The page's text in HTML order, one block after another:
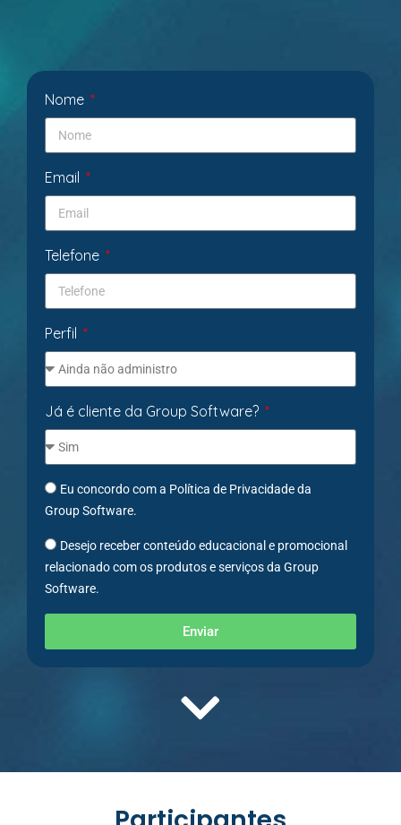
Nome
Email
Telefone
Perfil
Já é cliente da Group Software?
Eu concordo com a Política de Privacidade da
Group Software.
Desejo receber conteúdo educacional e promocional
relacionado com os produtos e serviços da Group
Software.
Enviar